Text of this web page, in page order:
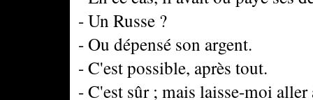
- Un Russe ?
- Ou dépensé son argent.
- C'est possible, après tout.
- C'est sûr ; mais laisse-moi